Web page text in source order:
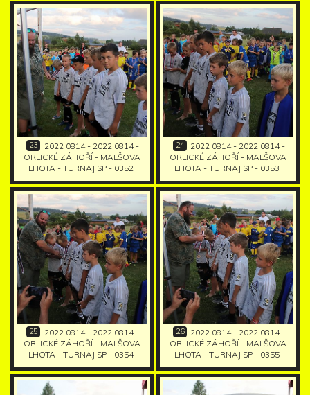
23
2022 0814 - 2022 0814 -
ORLICKÉ ZÁHOŘÍ - MALŠOVA
LHOTA - TURNAJ SP - 0352
24
2022 0814 - 2022 0814 -
ORLICKÉ ZÁHOŘÍ - MALŠOVA
LHOTA - TURNAJ SP - 0353
25
2022 0814 - 2022 0814 -
ORLICKÉ ZÁHOŘÍ - MALŠOVA
LHOTA - TURNAJ SP - 0354
26
2022 0814 - 2022 0814 -
ORLICKÉ ZÁHOŘÍ - MALŠOVA
LHOTA - TURNAJ SP - 0355